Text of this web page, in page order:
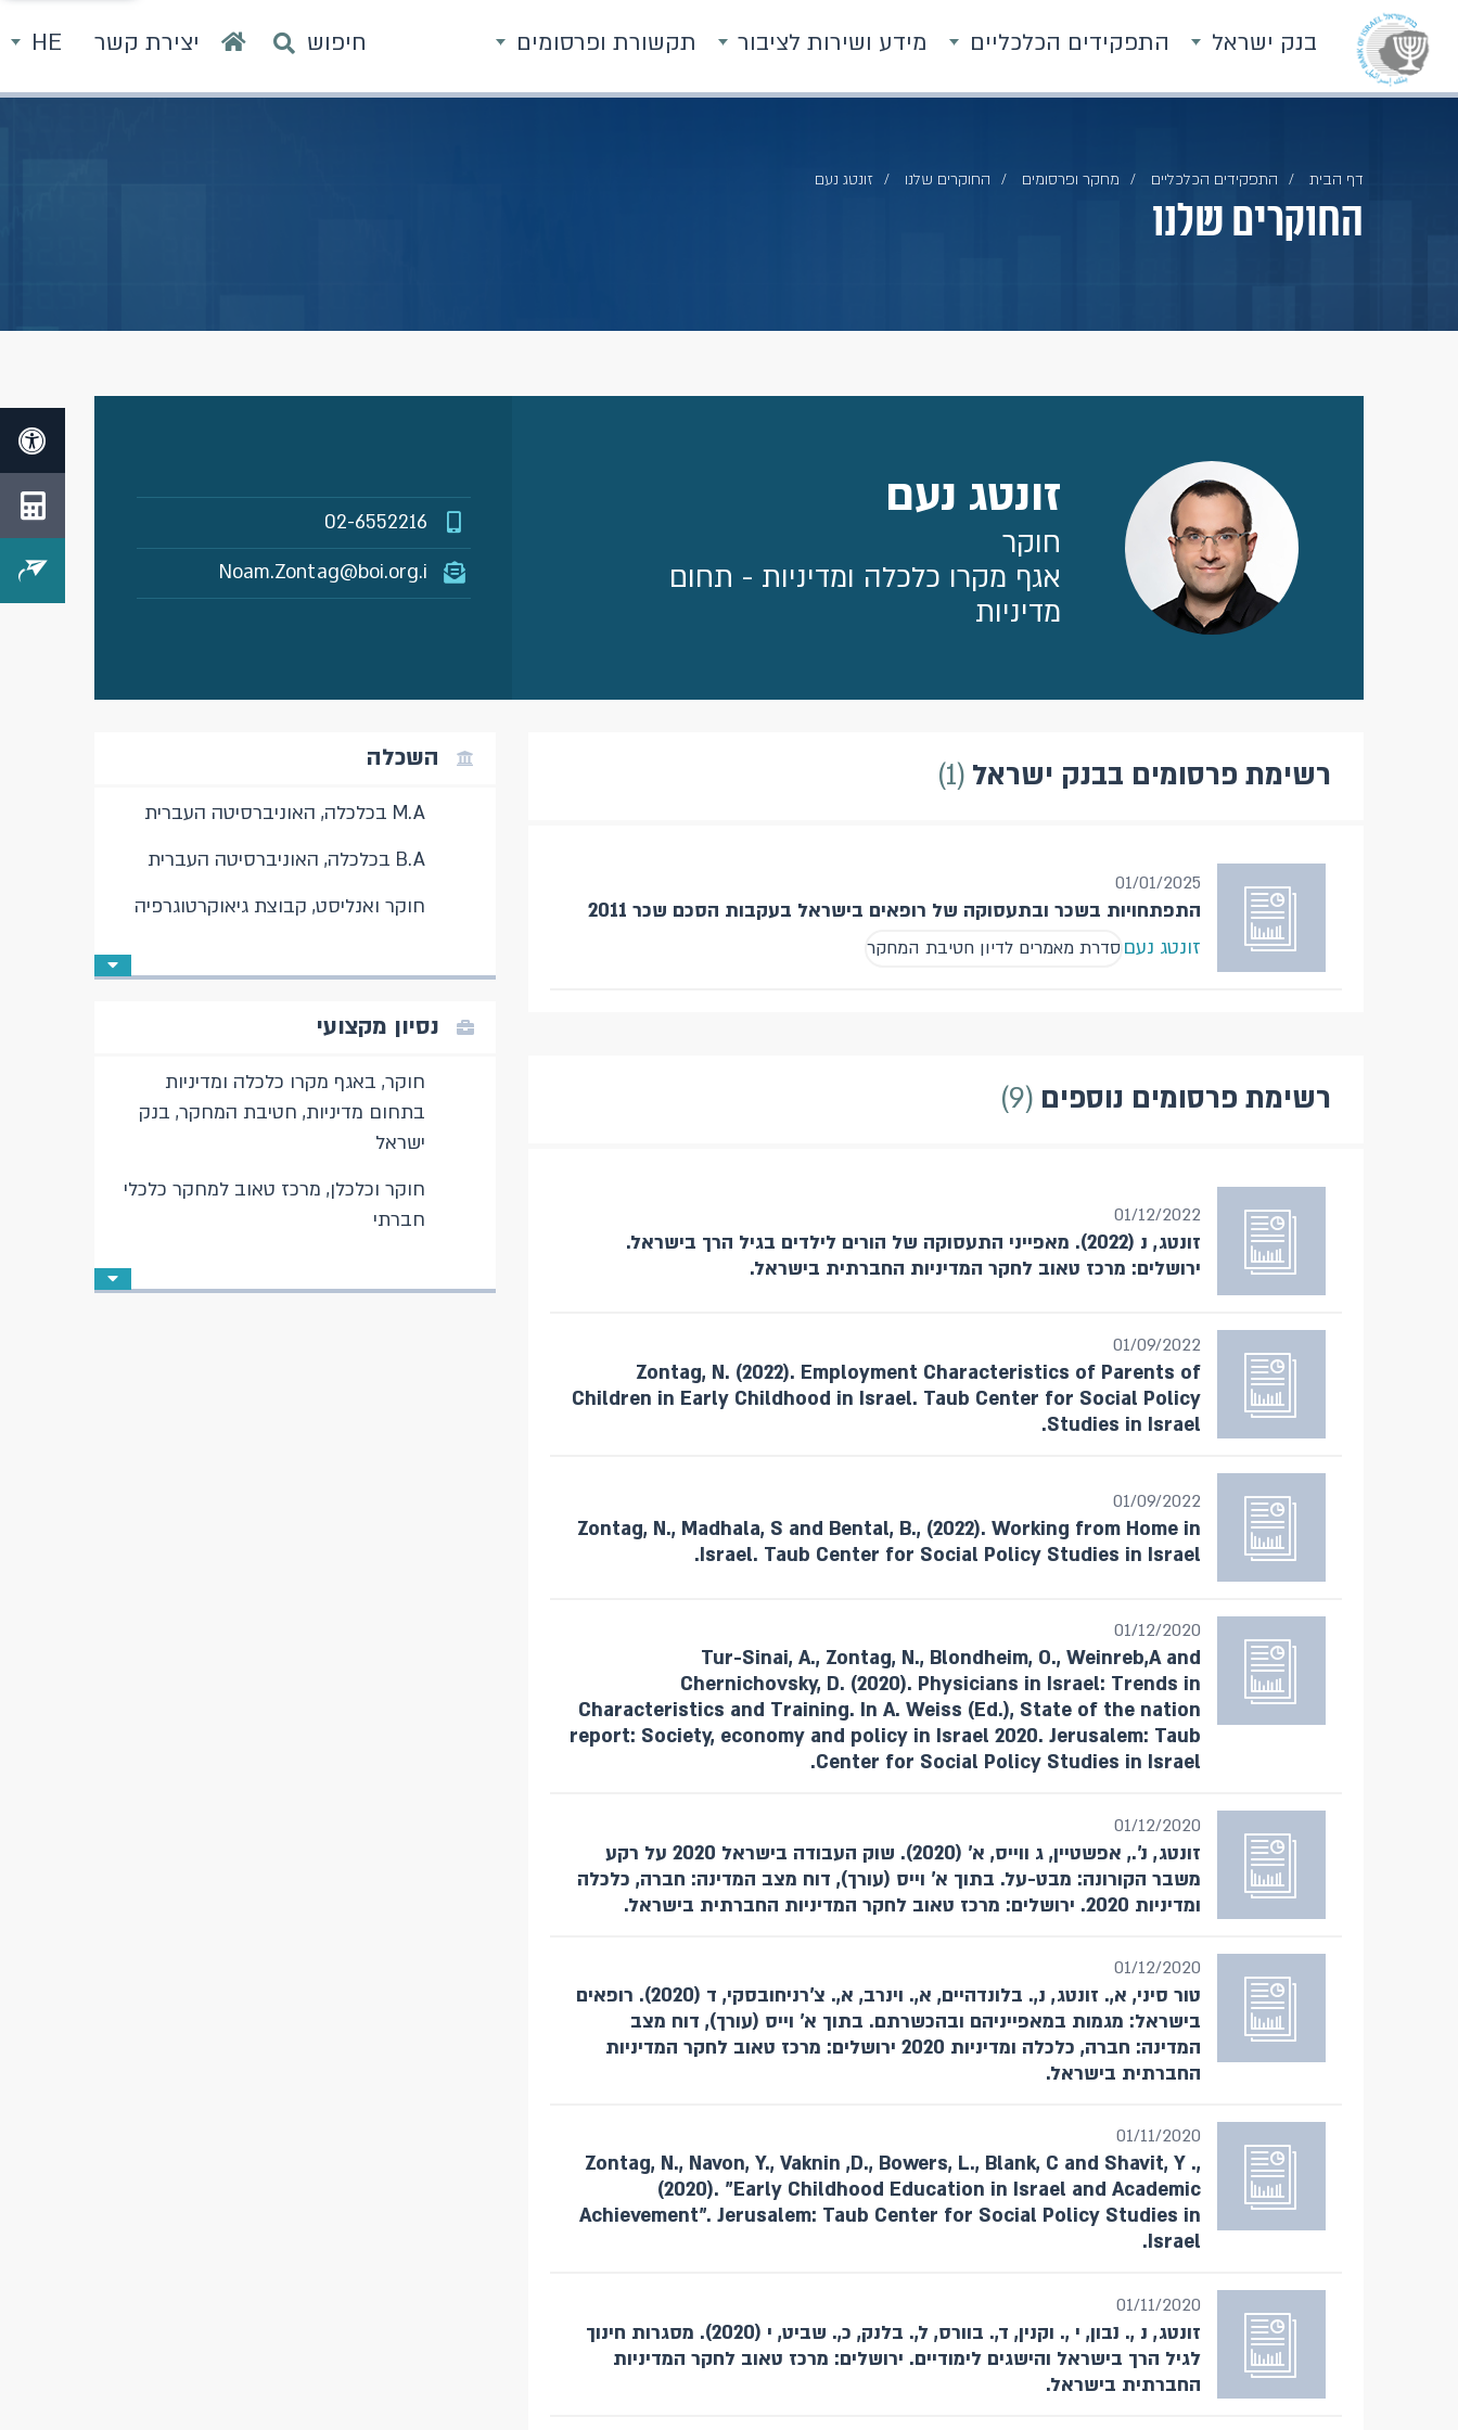
בנק ישראל התפקידים הכלכליים מידע ושירות לציבור תקשורת ופרסומים חיפוש יצירת קשר HE
דף הבית התפקידים הכלכליים מחקר ופרסומים החוקרים שלנו זונטג נעם
החוקרים שלנו
זונטג נעם
חוקר
אגף מקרו כלכלה ומדיניות - תחום
מדיניות
02-6552216
Noam.Zontag@boi.org.i
רשימת פרסומים בבנק ישראל 1
01/01/2025
התפתחויות בשכר ובתעסוקה של רופאים בישראל בעקבות הסכם שכר 2011
זונטג נעםסדרת מאמרים לדיון חטיבת המחקר
רשימת פרסומים נוספים 9
01/12/2022
זונטג, נ (2022). מאפייני התעסוקה של הורים לילדים בגיל הרך בישראל.
ירושלים: מרכז טאוב לחקר המדיניות החברתית בישראל.
01/09/2022
Zontag, N. (2022). Employment Characteristics of Parents of
Children in Early Childhood in Israel. Taub Center for Social Policy
Studies in Israel.
01/09/2022
Zontag, N., Madhala, S and Bental, B., (2022). Working from Home in
Israel. Taub Center for Social Policy Studies in Israel.
01/12/2020
Tur-Sinai, A., Zontag, N., Blondheim, O., Weinreb,A and
Chernichovsky, D. (2020). Physicians in Israel: Trends in
Characteristics and Training. In A. Weiss (Ed.), State of the nation
report: Society, economy and policy in Israel 2020. Jerusalem: Taub
Center for Social Policy Studies in Israel.
01/12/2020
זונטג, נ'., אפשטיין, ג ווייס, א' (2020). שוק העבודה בישראל 2020 על רקע
משבר הקורונה: מבט-על. בתוך א' וייס (עורך), דוח מצב המדינה: חברה, כלכלה
ומדיניות 2020. ירושלים: מרכז טאוב לחקר המדיניות החברתית בישראל.
01/12/2020
טור סיני, א,. זונטג, נ,. בלונדהיים, א,. וינרב, א,. צ'רניחובסקי, ד (2020). רופאים
בישראל: מגמות במאפייניהם ובהכשרתם. בתוך א' וייס (עורך), דוח מצב
המדינה: חברה, כלכלה ומדיניות 2020 ירושלים: מרכז טאוב לחקר המדיניות
החברתית בישראל.
01/11/2020
Zontag, N., Navon, Y., Vaknin ,D., Bowers, L., Blank, C and Shavit, Y .,
(2020). "Early Childhood Education in Israel and Academic
Achievement". Jerusalem: Taub Center for Social Policy Studies in
Israel.
01/11/2020
זונטג, נ ,. נבון, י ,. וקנין, ד,. בוורס, ל,. בלנק, כ,. שביט, י (2020). מסגרות חינוך
לגיל הרך בישראל והישגים לימודיים. ירושלים: מרכז טאוב לחקר המדיניות
החברתית בישראל.
השכלה
M.A בכלכלה, האוניברסיטה העברית
B.A בכלכלה, האוניברסיטה העברית
חוקר ואנליסט, קבוצת גיאוקרטוגרפיה
נסיון מקצועי
חוקר, באגף מקרו כלכלה ומדיניות
בתחום מדיניות, חטיבת המחקר, בנק
ישראל
חוקר וכלכלן, מרכז טאוב למחקר כלכלי
חברתי